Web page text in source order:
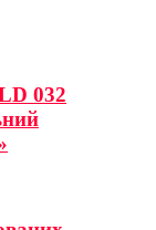
032